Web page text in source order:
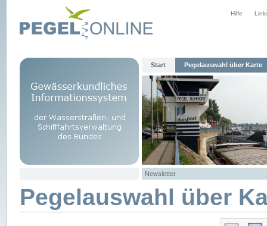
Hilfe
Start Pegelauswahl über Karte
Newsletter
Pegelauswahl über